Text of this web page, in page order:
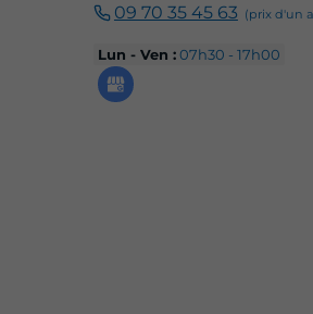
09 70 35 45 63
Lun - Ven :07h30 - 17h00